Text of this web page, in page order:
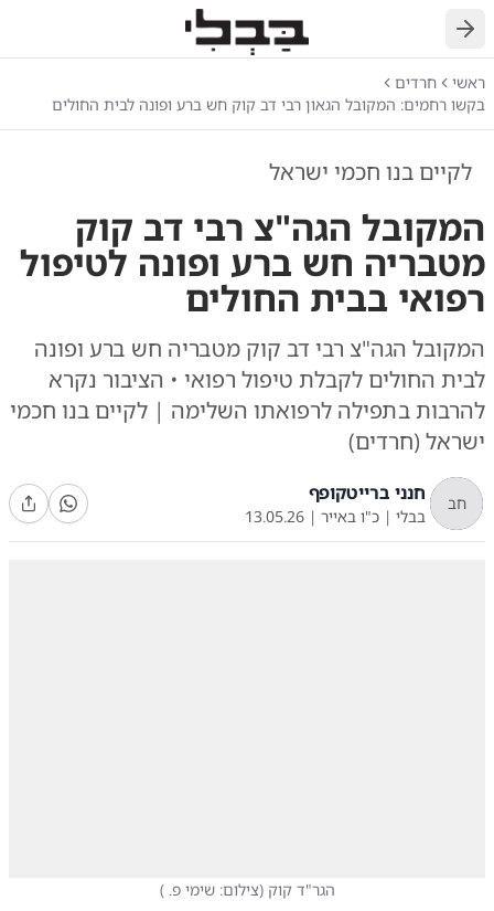
חזרה
ראשי
חרדים
בקשו רחמים: המקובל הגאון רבי דב קוק חש ברע ופונה לבית החולים
לקיים בנו חכמי ישראל
המקובל הגה"צ רבי דב קוק
מטבריה חש ברע ופונה לטיפול
רפואי בבית החולים
המקובל הגה"צ רבי דב קוק מטבריה חש ברע ופונה
לבית החולים לקבלת טיפול רפואי • הציבור נקרא
להרבות בתפילה לרפואתו השלימה | לקיים בנו חכמי
ישראל (חרדים)
חב חנני ברייטקופף
בבלי | כ"ו באייר |
13.05.26
הגר"ד קוק (צילום: שימי פ.)